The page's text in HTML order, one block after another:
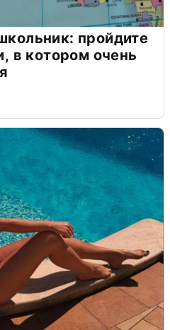
пройдите
в котором очень